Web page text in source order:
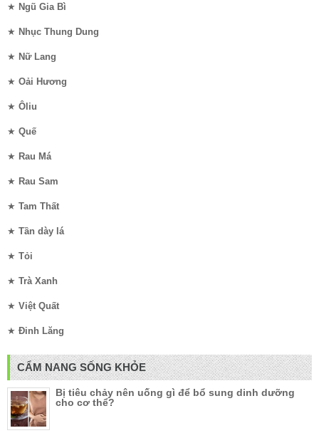
★ Ngũ Gia Bì
★ Nhục Thung Dung
★ Nữ Lang
★ Oải Hương
★ Ôliu
★ Quế
★ Rau Má
★ Rau Sam
★ Tam Thất
★ Tần dày lá
★ Tỏi
★ Trà Xanh
★ Việt Quất
★ Đinh Lăng
CẨM NANG SỐNG KHỎE
Bị tiêu chảy nên uống gì để bổ sung dinh dưỡng
cho cơ thể?